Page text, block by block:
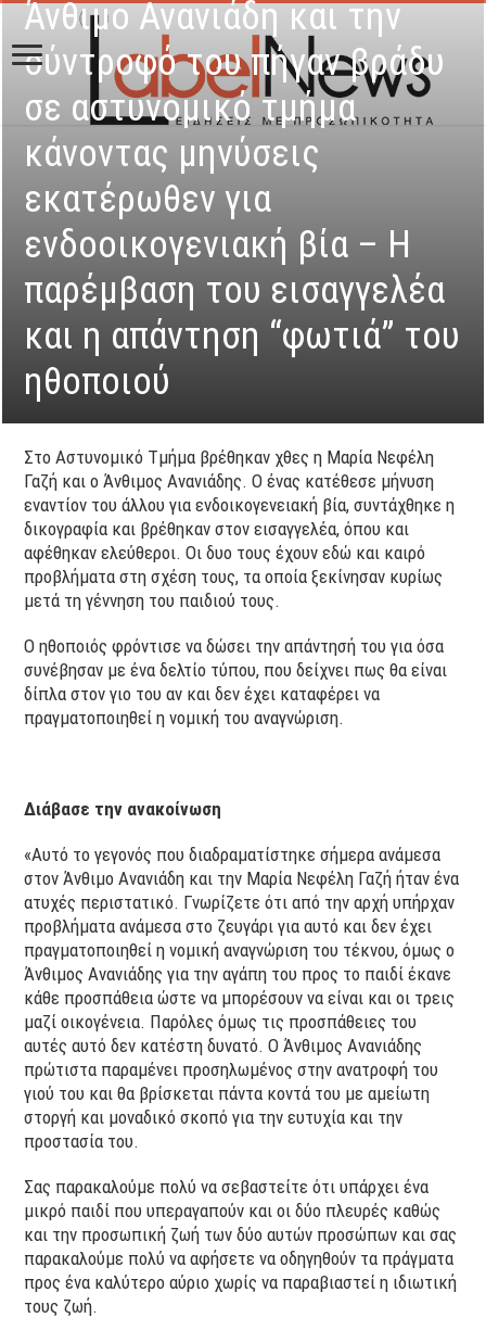
Άνθιμο Ανανιάδη και την
σύντροφό του πήγαν βράδυ
σε αστυνομικό τμήμα
κάνοντας μηνύσεις
εκατέρωθεν για
ενδοοικογενιακή βία – Η
παρέμβαση του εισαγγελέα
και η απάντηση “φωτιά” του
ηθοποιού
Στο Αστυνομικό Τμήμα βρέθηκαν χθες η Μαρία Νεφέλη
Γαζή και ο Άνθιμος Ανανιάδης. Ο ένας κατέθεσε μήνυση
εναντίον του άλλου για ενδοικογενειακή βία, συντάχθηκε η
δικογραφία και βρέθηκαν στον εισαγγελέα, όπου και
αφέθηκαν ελεύθεροι. Οι δυο τους έχουν εδώ και καιρό
προβλήματα στη σχέση τους, τα οποία ξεκίνησαν κυρίως
μετά τη γέννηση του παιδιού τους.
Ο ηθοποιός φρόντισε να δώσει την απάντησή του για όσα
συνέβησαν με ένα δελτίο τύπου, που δείχνει πως θα είναι
δίπλα στον γιο του αν και δεν έχει καταφέρει να
πραγματοποιηθεί η νομική του αναγνώριση.
Διάβασε την ανακοίνωση
«Αυτό το γεγονός που διαδραματίστηκε σήμερα ανάμεσα
στον Άνθιμο Ανανιάδη και την Μαρία Νεφέλη Γαζή ήταν ένα
ατυχές περιστατικό. Γνωρίζετε ότι από την αρχή υπήρχαν
προβλήματα ανάμεσα στο ζευγάρι για αυτό και δεν έχει
πραγματοποιηθεί η νομική αναγνώριση του τέκνου, όμως ο
Άνθιμος Ανανιάδης για την αγάπη του προς το παιδί έκανε
κάθε προσπάθεια ώστε να μπορέσουν να είναι και οι τρεις
μαζί οικογένεια. Παρόλες όμως τις προσπάθειες του
αυτές αυτό δεν κατέστη δυνατό. Ο Άνθιμος Ανανιάδης
πρώτιστα παραμένει προσηλωμένος στην ανατροφή του
γιού του και θα βρίσκεται πάντα κοντά του με αμείωτη
στοργή και μοναδικό σκοπό για την ευτυχία και την
προστασία του.
Σας παρακαλούμε πολύ να σεβαστείτε ότι υπάρχει ένα
μικρό παιδί που υπεραγαπούν και οι δύο πλευρές καθώς
και την προσωπική ζωή των δύο αυτών προσώπων και σας
παρακαλούμε πολύ να αφήσετε να οδηγηθούν τα πράγματα
προς ένα καλύτερο αύριο χωρίς να παραβιαστεί η ιδιωτική
τους ζωή.